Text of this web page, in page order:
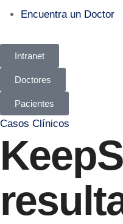
Encuentra un Doctor
Intranet
Doctores
Pacientes
Casos Clínicos